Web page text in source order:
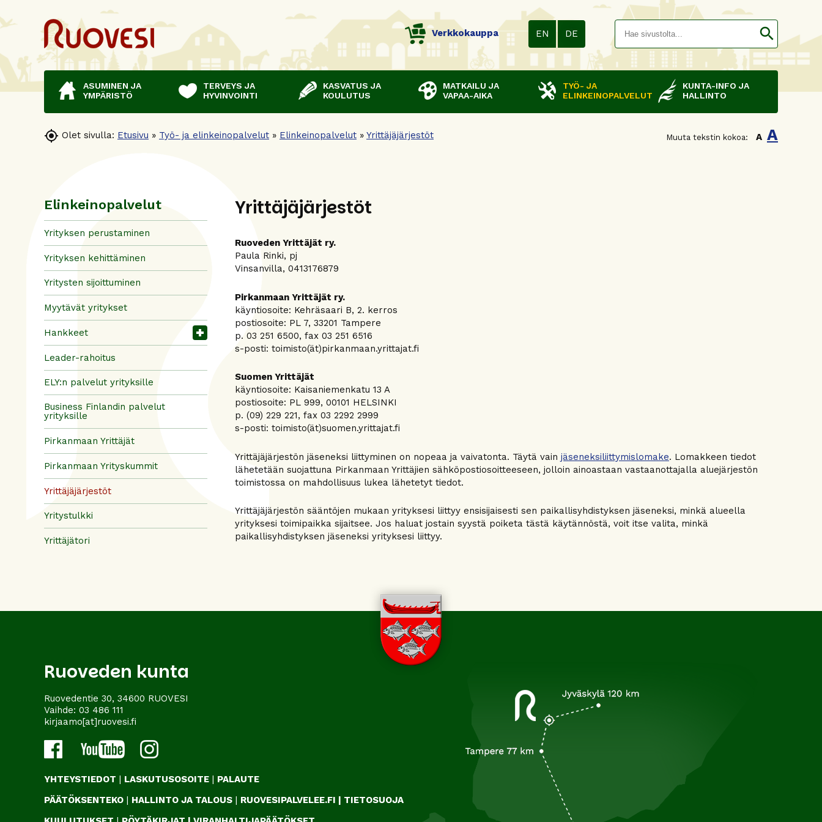
Verkkokauppa EN DE search
ASUMINEN JA
YMPÄRISTÖ
TERVEYS JA
HYVINVOINTI
KASVATUS JA
KOULUTUS
MATKAILU JA
VAPAA-AIKA
TYÖ- JA
ELINKEINOPALVELUT
KUNTA-INFO JA
HALLINTO
 Olet sivulla: Etusivu » Työ- ja elinkeinopalvelut » Elinkeinopalvelut » Yrittäjäjärjestöt Muuta tekstin kokoa: A A
Elinkeinopalvelut
Yrityksen perustaminen
Yrityksen kehittäminen
Yritysten sijoittuminen
Myytävät yritykset
Hankkeet
Leader-rahoitus
ELY:n palvelut yrityksille
Business Finlandin palvelut
yrityksille
Pirkanmaan Yrittäjät
Pirkanmaan Yrityskummit
Yrittäjäjärjestöt
Yritystulkki
Yrittäjätori
Yrittäjäjärjestöt
Ruoveden Yrittäjät ry.
Paula Rinki, pj
Vinsanvilla, 0413176879
Pirkanmaan Yrittäjät ry.
käyntiosoite: Kehräsaari B, 2. kerros
postiosoite: PL 7, 33201 Tampere
p. 03 251 6500, fax 03 251 6516
s-posti: toimisto(ät)pirkanmaan.yrittajat.fi
Suomen Yrittäjät
käyntiosoite: Kaisaniemenkatu 13 A
postiosoite: PL 999, 00101 HELSINKI
p. (09) 229 221, fax 03 2292 2999
s-posti: toimisto(ät)suomen.yrittajat.fi
Yrittäjäjärjestön jäseneksi liittyminen on nopeaa ja vaivatonta. Täytä vain jäseneksiliittymislomake. Lomakkeen tiedot
lähetetään suojattuna Pirkanmaan Yrittäjien sähköpostiosoitteeseen, jolloin ainoastaan vastaanottajalla aluejärjestön
toimistossa on mahdollisuus lukea lähetetyt tiedot.
Yrittäjäjärjestön sääntöjen mukaan yrityksesi liittyy ensisijaisesti sen paikallisyhdistyksen jäseneksi, minkä alueella
yrityksesi toimipaikka sijaitsee. Jos haluat jostain syystä poiketa tästä käytännöstä, voit itse valita, minkä
paikallisyhdistyksen jäseneksi yrityksesi liittyy.
Ruoveden kunta
Ruovedentie 30, 34600 RUOVESI
Vaihde: 03 486 111
kirjaamo[at]ruovesi.fi
YHTEYSTIEDOT | LASKUTUSOSOITE | PALAUTE
PÄÄTÖKSENTEKO | HALLINTO JA TALOUS | RUOVESIPALVELEE.FI | TIETOSUOJA